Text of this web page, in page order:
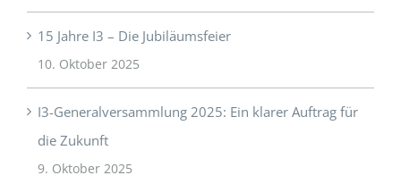
15 Jahre I3 – Die Jubiläumsfeier
10. Oktober 2025
I3-Generalversammlung 2025: Ein klarer Auftrag für
die Zukunft
9. Oktober 2025